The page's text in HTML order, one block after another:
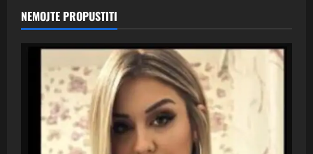
NEMOJTE PROPUSTITI